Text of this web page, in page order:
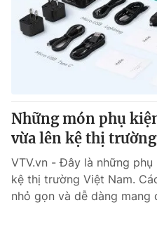
Những món phụ
vừa lên kệ thị
VTV.vn - Đây là những
kệ thị trường Việt Nam.
nhỏ gọn và dễ dàng mang